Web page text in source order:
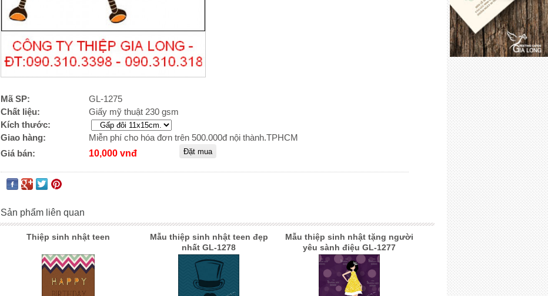
Mã SP:
GL-1275
Chất liệu:
Giấy mỹ thuật 230 gsm
Kích thước:
Giao hàng:
Miễn phí cho hóa đơn trên 500.000đ nội thành.TPHCM
Giá bán:
10,000 vnđ
Sản phẩm liên quan
Thiệp sinh nhật teen
Mẫu thiệp sinh nhật teen đẹp
nhất GL-1278
Mẫu thiệp sinh nhật tặng người
yêu sành điệu GL-1277